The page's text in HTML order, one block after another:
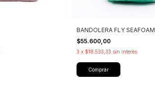
BANDOLERA FLY SEAFOAM
$55.600,00
3 x $18.533,33 sin interés
Comprar